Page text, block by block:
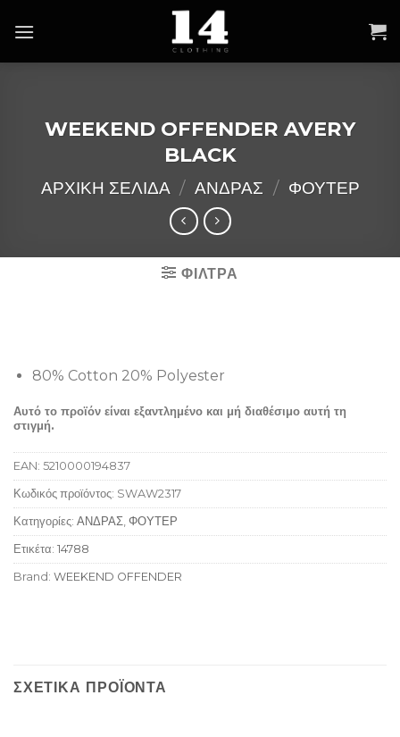
WEEKEND OFFENDER AVERY
BLACK
ΑΡΧΙΚΉ ΣΕΛΊΔΑ / ΑΝΔΡΑΣ / ΦΟΥΤΕΡ
ΦΙΛΤΡΑ
80% Cotton 20% Polyester
Αυτό το προϊόν είναι εξαντλημένο και μή διαθέσιμο αυτή τη
στιγμή.
EAN: 5210000194837
Κωδικός προϊόντος: SWAW2317
Κατηγορίες: ΑΝΔΡΑΣ, ΦΟΥΤΕΡ
Ετικέτα: 14788
Brand: WEEKEND OFFENDER
ΣΧΕΤΙΚΆ ΠΡΟΪΌΝΤΑ